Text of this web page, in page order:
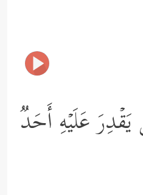
عَلَیۡهِ أَحَدࣱ